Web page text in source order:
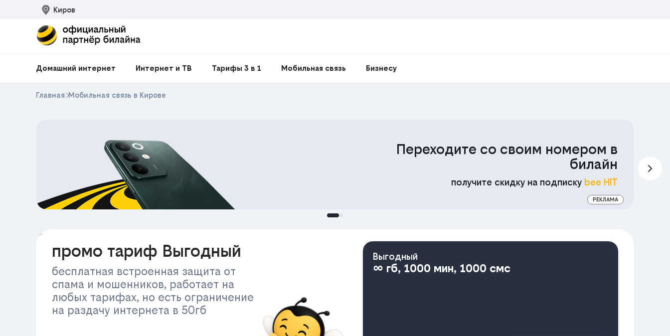
Киров
Домашний интернет Интернет и ТВ Тарифы 3 в 1 Мобильная связь Бизнесу
Главная Мобильная связь в Кирове
200₽
MOBIDEAL
промо тариф Выгодный
бесплатная встроенная защита от
спама и мошенников, работает на
любых тарифах, но есть ограничение
на раздачу интернета в 50гб
Выгодный
∞ гб, 1000 мин, 1000 смс